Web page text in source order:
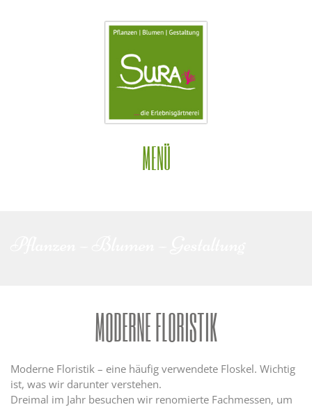
MENÜ
MODERNE FLORISTIK
Moderne Floristik – eine häufig verwendete Floskel. Wichtig
ist, was wir darunter verstehen.
Dreimal im Jahr besuchen wir renomierte Fachmessen, um